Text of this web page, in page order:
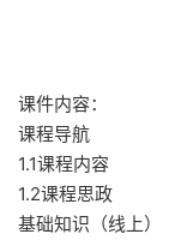
课件内容：
课程导航
1.1课程内容
1.2课程思政
基础知识（线上）